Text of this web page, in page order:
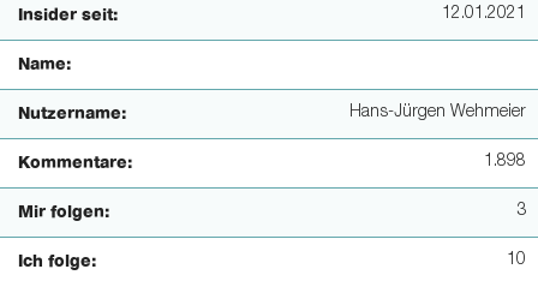
Insider seit: 12.01.2021
Name:
Nutzername: Hans-Jürgen Wehmeier
Kommentare: 1.898
Mir folgen: 3
Ich folge: 10